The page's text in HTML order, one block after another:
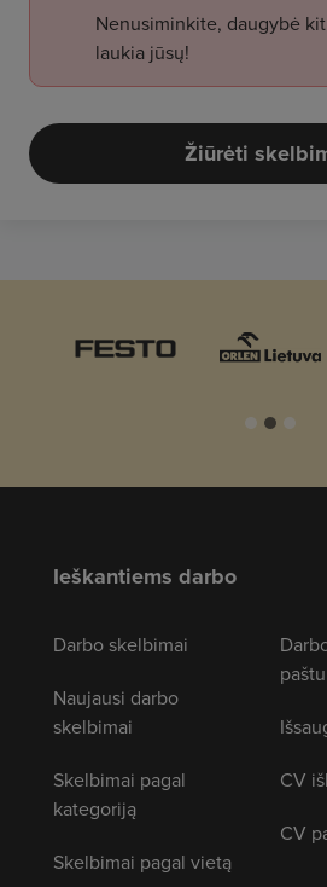
Nenusiminkite, daugybė
laukia jūsų!
Žiūrėti
Ieškantiems darbo
Darbo skelbimai
Naujausi darbo
skelbimai
Skelbimai pagal
kategoriją
Skelbimai pagal vietą
paštu
CV
CV